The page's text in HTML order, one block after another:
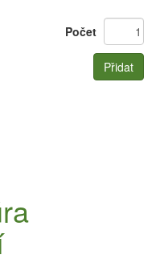
Počet
Přidat